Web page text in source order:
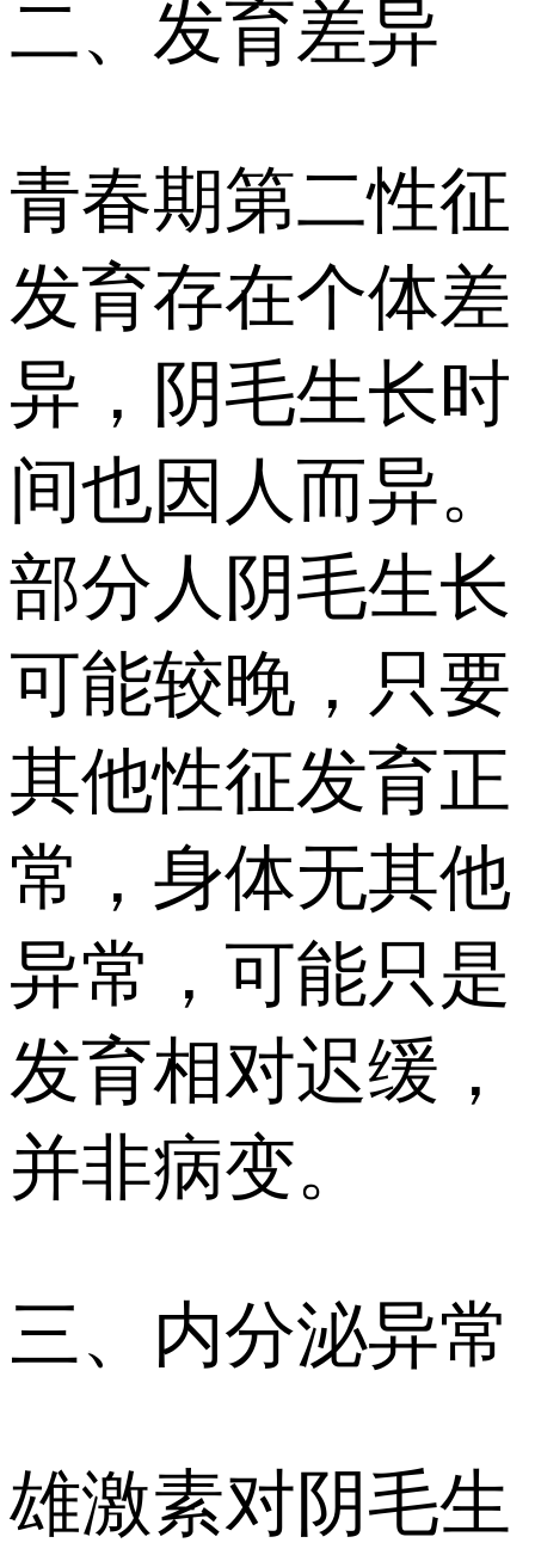
二、发育差异
青春期第二性征
发育存在个体差
异，阴毛生长时
间也因人而异。
部分人阴毛生长
可能较晚，只要
其他性征发育正
常，身体无其他
异常，可能只是
发育相对迟缓，
并非病变。
三、内分泌异常
雄激素对阴毛生